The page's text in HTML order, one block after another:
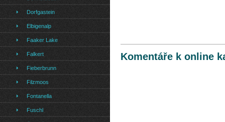
Komentáře k online
Dorfgastein
Elbigenalp
Faaker Lake
Falkert
Fieberbrunn
Filzmoos
Fontanella
Fuschl